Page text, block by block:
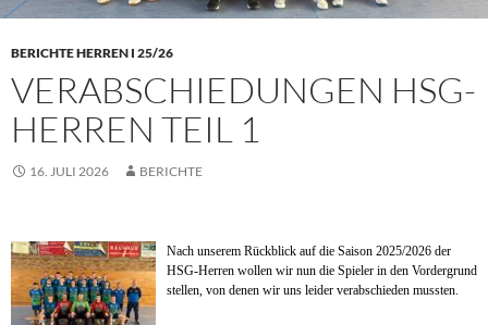
BERICHTE HERREN I 25/26
VERABSCHIEDUNGEN HSG-
HERREN TEIL 1
16. JULI 2026 BERICHTE
Nach unserem Rückblick auf die Saison 2025/2026 der
HSG-Herren wollen wir nun die Spieler in den Vordergrund
stellen, von denen wir uns leider verabschieden mussten.